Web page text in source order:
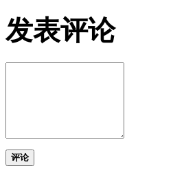
发表评论
评论